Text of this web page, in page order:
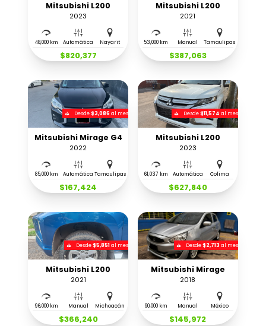
Mitsubishi L200
2023
48,000 km Automática Nayarit
$820,377
Mitsubishi L200
2021
53,000 km Manual Tamaulipas
$387,063
Desde$3,086 al mes
Mitsubishi Mirage G4
2022
85,000 km Automática Tamaulipas
$167,424
Desde$11,574 al mes
Mitsubishi L200
2023
61,037 km Automática Colima
$627,840
Desde$5,851al mes
Mitsubishi L200
2021
96,000 km Manual Michoacán
$366,240
Desde$2,713 al mes
Mitsubishi Mirage
2018
90,000 km Manual México
$145,972